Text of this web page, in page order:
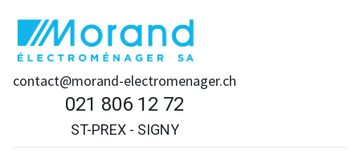
contact@morand-electromenager.ch
021 806 12 72
ST-PREX - SIGNY